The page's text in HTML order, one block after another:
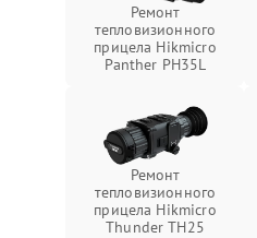
Ремонт
тепловизионного
прицела Hikmicro
Panther PH35L
Ремонт
тепловизионного
прицела Hikmicro
Thunder TH25